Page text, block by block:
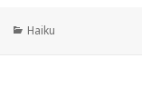
Categorieën
Haiku